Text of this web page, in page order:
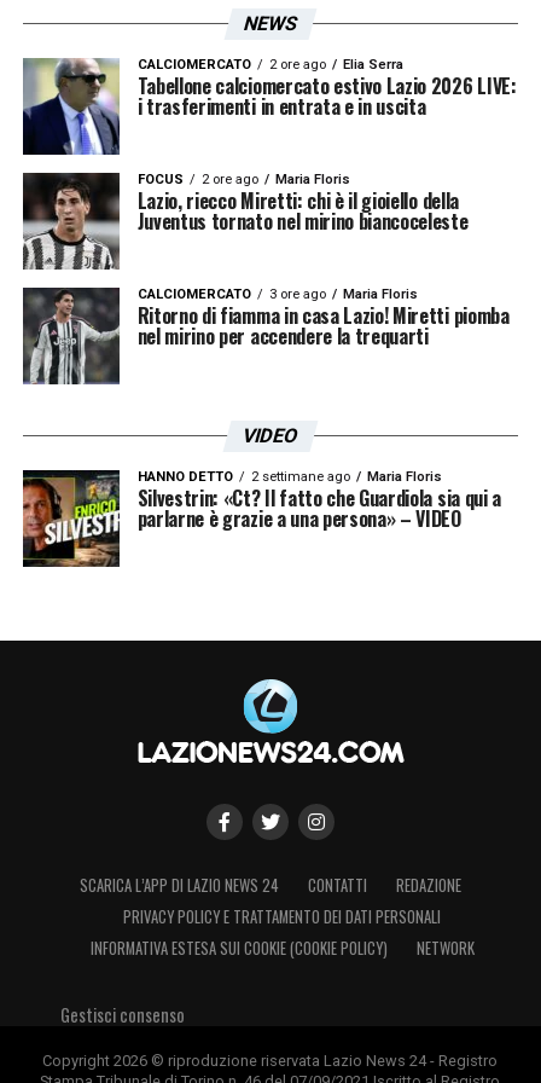
NEWS
CALCIOMERCATO 2 ore ago Elia Serra
Tabellone calciomercato estivo Lazio 2026 LIVE:
i trasferimenti in entrata e in uscita
FOCUS 2 ore ago Maria Floris
Lazio, riecco Miretti: chi è il gioiello della
Juventus tornato nel mirino biancoceleste
CALCIOMERCATO 3 ore ago Maria Floris
Ritorno di fiamma in casa Lazio! Miretti piomba
nel mirino per accendere la trequarti
VIDEO
HANNO DETTO 2 settimane ago Maria Floris
Silvestrin: «Ct? Il fatto che Guardiola sia qui a
parlarne è grazie a una persona» – VIDEO
SCARICA L’APP DI LAZIO NEWS 24 CONTATTI
REDAZIONE
PRIVACY POLICY E TRATTAMENTO DEI DATI PERSONALI
INFORMATIVA ESTESA SUI COOKIE (COOKIE POLICY)
NETWORK
Gestisci consenso
Copyright 2026 © riproduzione riservata Lazio News 24 - Registro